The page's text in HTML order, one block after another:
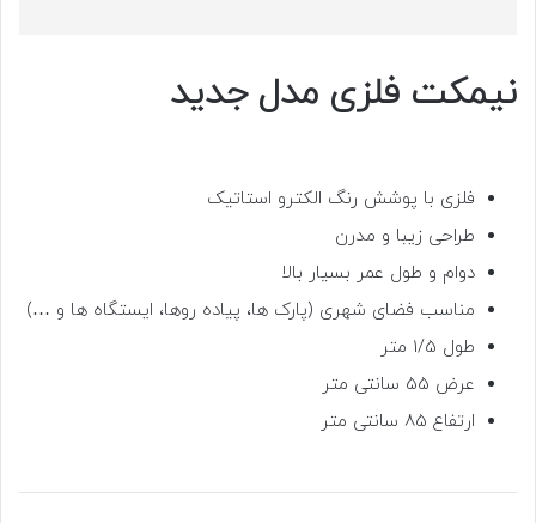
نیمکت فلزی مدل جدید
فلزی با پوشش رنگ الکترو استاتیک
طراحی زیبا و مدرن
دوام و طول عمر بسیار بالا
مناسب فضای شهری (پارک ها، پیاده روها، ایستگاه ها و …)
طول 1/5 متر
عرض 55 سانتی متر
ارتفاع 85 سانتی متر